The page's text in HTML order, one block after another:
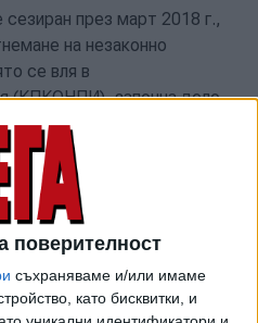
поверителност
съхраняваме и/или имаме
като бисквитки, и
през март 2018 г.,
на незаконно
се вля в
(КПКОНПИ), започна дело
на 2 млрд.
се съпоставя правото на ЕС
процедурата по
и да се проведе
присъда за престъпление.
Съдът на ЕС изследва само
който не